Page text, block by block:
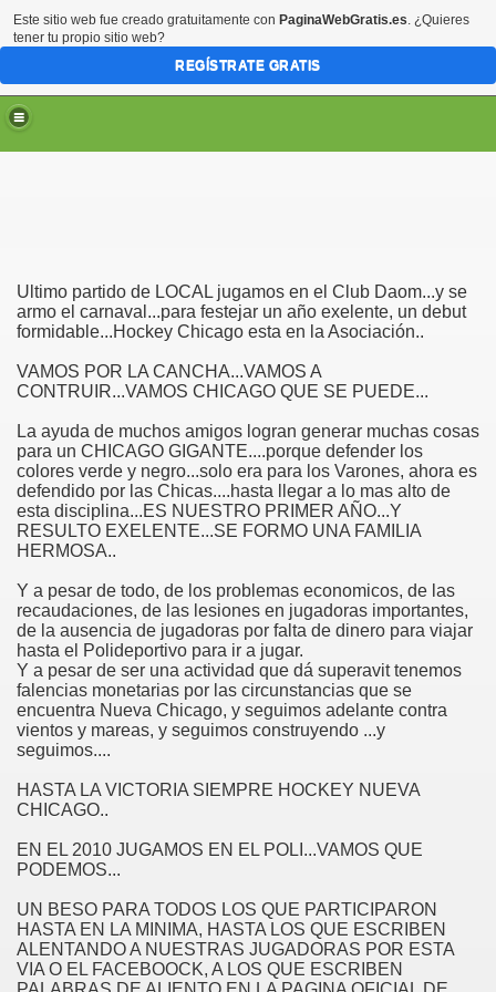
Ultimo partido de LOCAL jugamos en el Club Daom...y se
armo el carnaval...para festejar un año exelente, un debut
formidable...Hockey Chicago esta en la Asociación..
VAMOS POR LA CANCHA...VAMOS A
CONTRUIR...VAMOS CHICAGO QUE SE PUEDE...
La ayuda de muchos amigos logran generar muchas cosas
para un CHICAGO GIGANTE....porque defender los
colores verde y negro...solo era para los Varones, ahora es
defendido por las Chicas....hasta llegar a lo mas alto de
esta disciplina...ES NUESTRO PRIMER AÑO...Y
RESULTO EXELENTE...SE FORMO UNA FAMILIA
HERMOSA..
Y a pesar de todo, de los problemas economicos, de las
recaudaciones, de las lesiones en jugadoras importantes,
de la ausencia de jugadoras por falta de dinero para viajar
hasta el Polideportivo para ir a jugar.
Y a pesar de ser una actividad que dá superavit tenemos
falencias monetarias por las circunstancias que se
encuentra Nueva Chicago, y seguimos adelante contra
vientos y mareas, y seguimos construyendo ...y
seguimos....
HASTA LA VICTORIA SIEMPRE HOCKEY NUEVA
CHICAGO..
EN EL 2010 JUGAMOS EN EL POLI...VAMOS QUE
PODEMOS...
UN BESO PARA TODOS LOS QUE PARTICIPARON
HASTA EN LA MINIMA, HASTA LOS QUE ESCRIBEN
ALENTANDO A NUESTRAS JUGADORAS POR ESTA
VIA O EL FACEBOOCK, A LOS QUE ESCRIBEN
Este sitio web fue creado gratuitamente con PaginaWebGratis.es. ¿Quieres
tener tu propio sitio web?
REGÍSTRATE GRATIS